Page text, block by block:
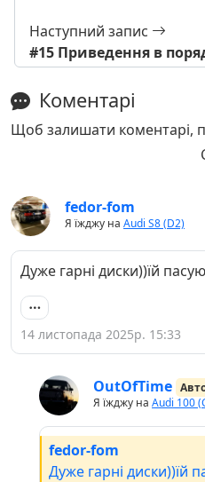
Наступний запис
#15 Приведення в
Коментарі
Щоб залишати коментарі,
fedor-fom
Я їжджу на Audi S8 (D2)
Дуже гарні диски))їй
14 листопада 2025р. 15:33
OutOfTime
Я їжджу на Audi 100
fedor-fom
Дуже гарні диски))їй